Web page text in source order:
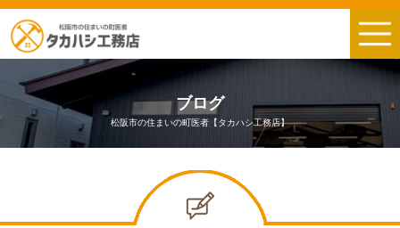
ブログ
松阪市の住まいの町医者【タカハシ工務店】